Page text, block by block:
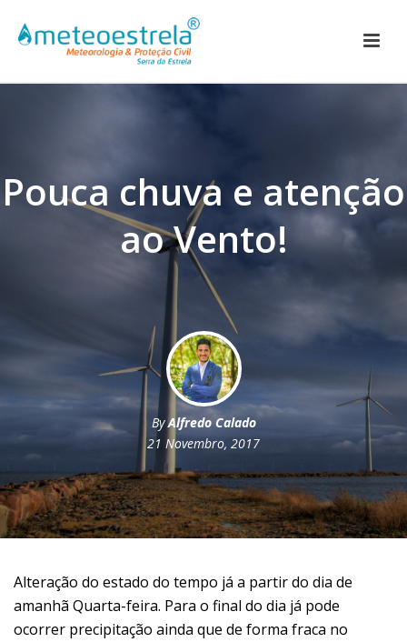
Pouca chuva e atenção
ao Vento!
ByAlfredo Calado
21 Novembro, 2017
Alteração do estado do tempo já a partir do dia de
amanhã Quarta-feira. Para o final do dia já pode
ocorrer precipitação ainda que de forma fraca no